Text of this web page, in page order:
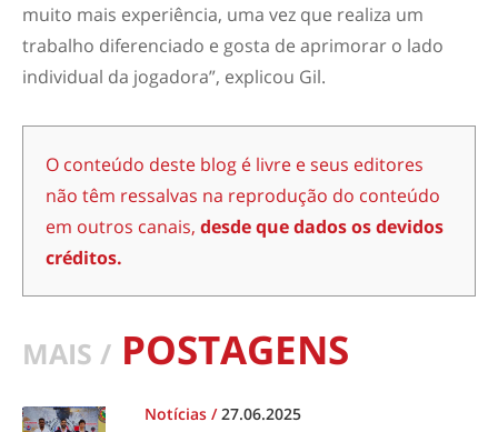
muito mais experiência, uma vez que realiza um
trabalho diferenciado e gosta de aprimorar o lado
individual da jogadora”, explicou Gil.
O conteúdo deste blog é livre e seus editores
não têm ressalvas na reprodução do conteúdo
em outros canais, desde que dados os devidos
créditos.
MAIS / POSTAGENS
Notícias /27.06.2025